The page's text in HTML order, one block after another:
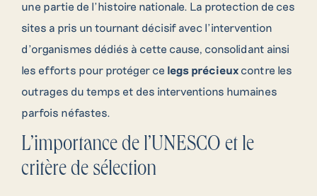
une partie de l’histoire nationale. La protection de ces
sites a pris un tournant décisif avec l’intervention
d’organismes dédiés à cette cause, consolidant ainsi
les efforts pour protéger ce legs précieux contre les
outrages du temps et des interventions humaines
parfois néfastes.
L’importance de l’UNESCO et le
critère de sélection